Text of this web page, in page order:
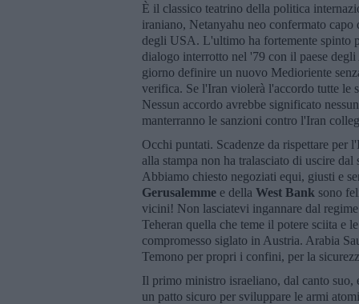
È il classico teatrino della politica
iraniano, Netanyahu neo confermato
degli USA. L'ultimo ha fortemente spinto
dialogo interrotto nel '79 con il paese
giorno definire un nuovo Medioriente
verifica. Se l'Iran violerà l'accordo tutte le
Nessun accordo avrebbe significato
manterranno le sanzioni contro l'Iran
Occhi puntati. Scadenze da rispettare per
alla stampa non ha tralasciato di uscire
Abbiamo chiesto negoziati equi, giusti e
Gerusalemme e della West Bank sono
vicini! Non lasciatevi ingannare dal
Teheran quella che teme il potere sciita e
compromesso siglato in Austria. Arabia
Temono per propri i confini, per la
Il primo ministro israeliano, dal canto suo,
un patto sicuro per sviluppare le armi